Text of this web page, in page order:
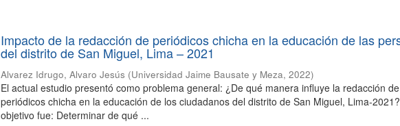
Impacto de la redacción de periódicos chicha en la educación de las
del distrito de San Miguel, Lima – 2021
Alvarez Idrugo, Alvaro Jesús (Universidad Jaime Bausate y Meza,2022)
El actual estudio presentó como problema general: ¿De qué manera influye la redacción de
periódicos chicha en la educación de los ciudadanos del distrito de San Miguel, Lima-
objetivo fue: Determinar de qué ...